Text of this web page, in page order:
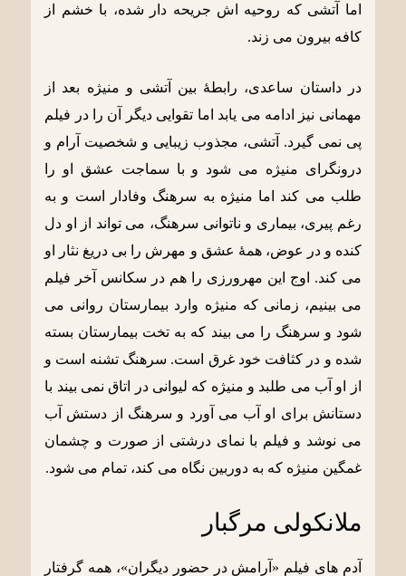
اما آتشی که روحیه اش جریحه دار شده، با خشم از
کافه بیرون می زند.
در داستان ساعدی، رابطۀ بین آتشی و منیژه بعد از
مهمانی نیز ادامه می یابد اما تقوایی دیگر آن را در فیلم
پی نمی گیرد. آتشی، مجذوب زیبایی و شخصیت آرام و
درونگرای منیژه می شود و با سماجت عشق او را
طلب می کند اما منیژه به سرهنگ وفادار است و به
رغم پیری، بیماری و ناتوانی سرهنگ، می تواند از او دل
کنده و در عوض، همۀ عشق و مهرش را بی دریغ نثار او
می کند. اوج این مهرورزی را هم در سکانس آخر فیلم
می بینیم، زمانی که منیژه وارد بیمارستان روانی می
شود و سرهنگ را می بیند که به تخت بیمارستان بسته
شده و در کثافت خود غرق است. سرهنگ تشنه است و
از او آب می طلبد و منیژه که لیوانی در اتاق نمی بیند با
دستانش برای او آب می آورد و سرهنگ از دستش آب
می نوشد و فیلم با نمای درشتی از صورت و چشمان
غمگین منیژه که به دوربین نگاه می کند، تمام می شود.
ملانکولی مرگبار
آدم های فیلم «آرامش در حضور دیگران»، همه گرفتار